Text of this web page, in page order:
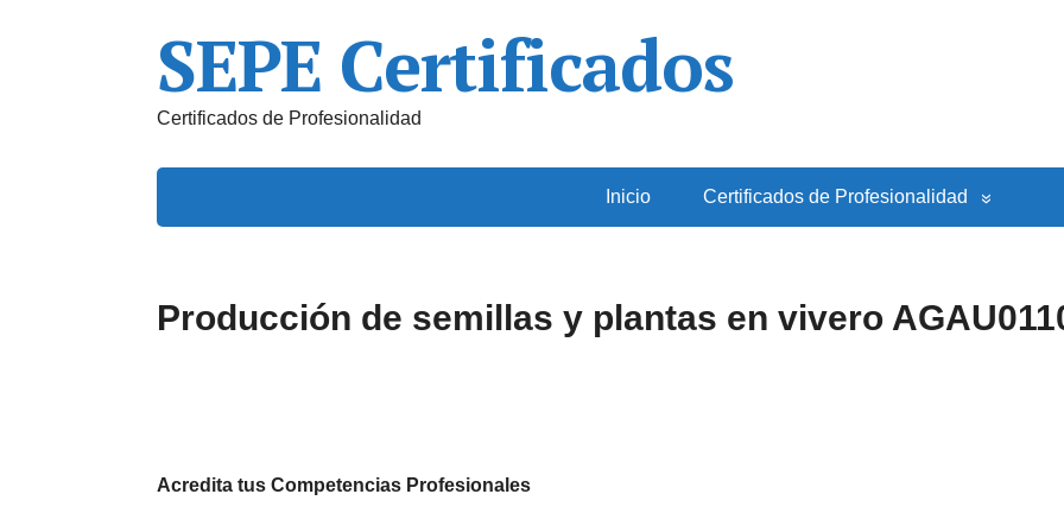
SEPE Certificados
Certificados de Profesionalidad
Inicio Certificados de Profesionalidad
Producción de semillas y plantas en vivero
Acredita tus Competencias Profesionales